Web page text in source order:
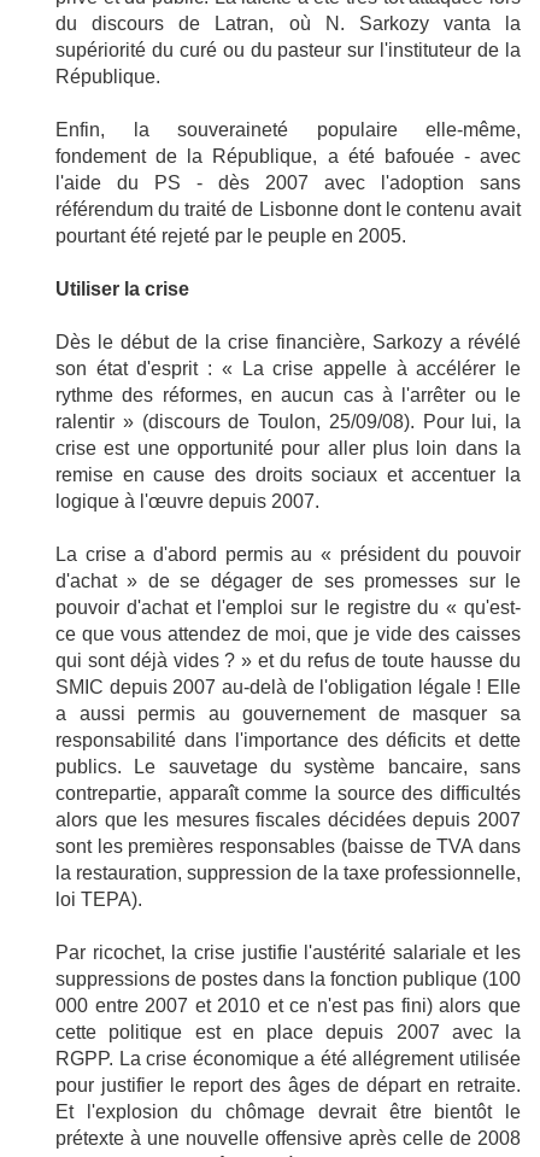
du discours de Latran, où N. Sarkozy vanta la
supériorité du curé ou du pasteur sur l'instituteur de la
République.
Enfin, la souveraineté populaire elle-même,
fondement de la République, a été bafouée - avec
l'aide du PS - dès 2007 avec l'adoption sans
référendum du traité de Lisbonne dont le contenu avait
pourtant été rejeté par le peuple en 2005.
Utiliser la crise
Dès le début de la crise financière, Sarkozy a révélé
son état d'esprit : « La crise appelle à accélérer le
rythme des réformes, en aucun cas à l'arrêter ou le
ralentir » (discours de Toulon, 25/09/08). Pour lui, la
crise est une opportunité pour aller plus loin dans la
remise en cause des droits sociaux et accentuer la
logique à l'œuvre depuis 2007.
La crise a d'abord permis au « président du pouvoir
d'achat » de se dégager de ses promesses sur le
pouvoir d'achat et l'emploi sur le registre du « qu'est-
ce que vous attendez de moi, que je vide des caisses
qui sont déjà vides ? » et du refus de toute hausse du
SMIC depuis 2007 au-delà de l'obligation légale ! Elle
a aussi permis au gouvernement de masquer sa
responsabilité dans l'importance des déficits et dette
publics. Le sauvetage du système bancaire, sans
contrepartie, apparaît comme la source des difficultés
alors que les mesures fiscales décidées depuis 2007
sont les premières responsables (baisse de TVA dans
la restauration, suppression de la taxe professionnelle,
loi TEPA).
Par ricochet, la crise justifie l'austérité salariale et les
suppressions de postes dans la fonction publique (100
000 entre 2007 et 2010 et ce n'est pas fini) alors que
cette politique est en place depuis 2007 avec la
RGPP. La crise économique a été allégrement utilisée
pour justifier le report des âges de départ en retraite.
Et l'explosion du chômage devrait être bientôt le
prétexte à une nouvelle offensive après celle de 2008